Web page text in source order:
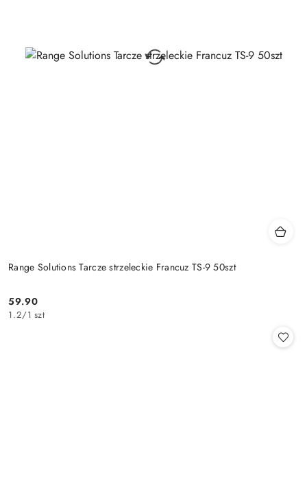
Range Solutions Tarcze strzeleckie Francuz TS-9 50szt
Cena:
59.90
1.2/1 szt